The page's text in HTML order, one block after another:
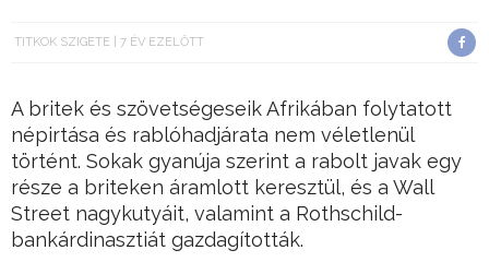
TITKOK SZIGETE 7 ÉV EZELŐTT
A britek és szövetségeseik Afrikában folytatott
népirtása és rablóhadjárata nem véletlenül
történt. Sokak gyanúja szerint a rabolt javak egy
része a briteken áramlott keresztül, és a Wall
Street nagykutyáit, valamint a Rothschild-
bankárdinasztiát gazdagították.